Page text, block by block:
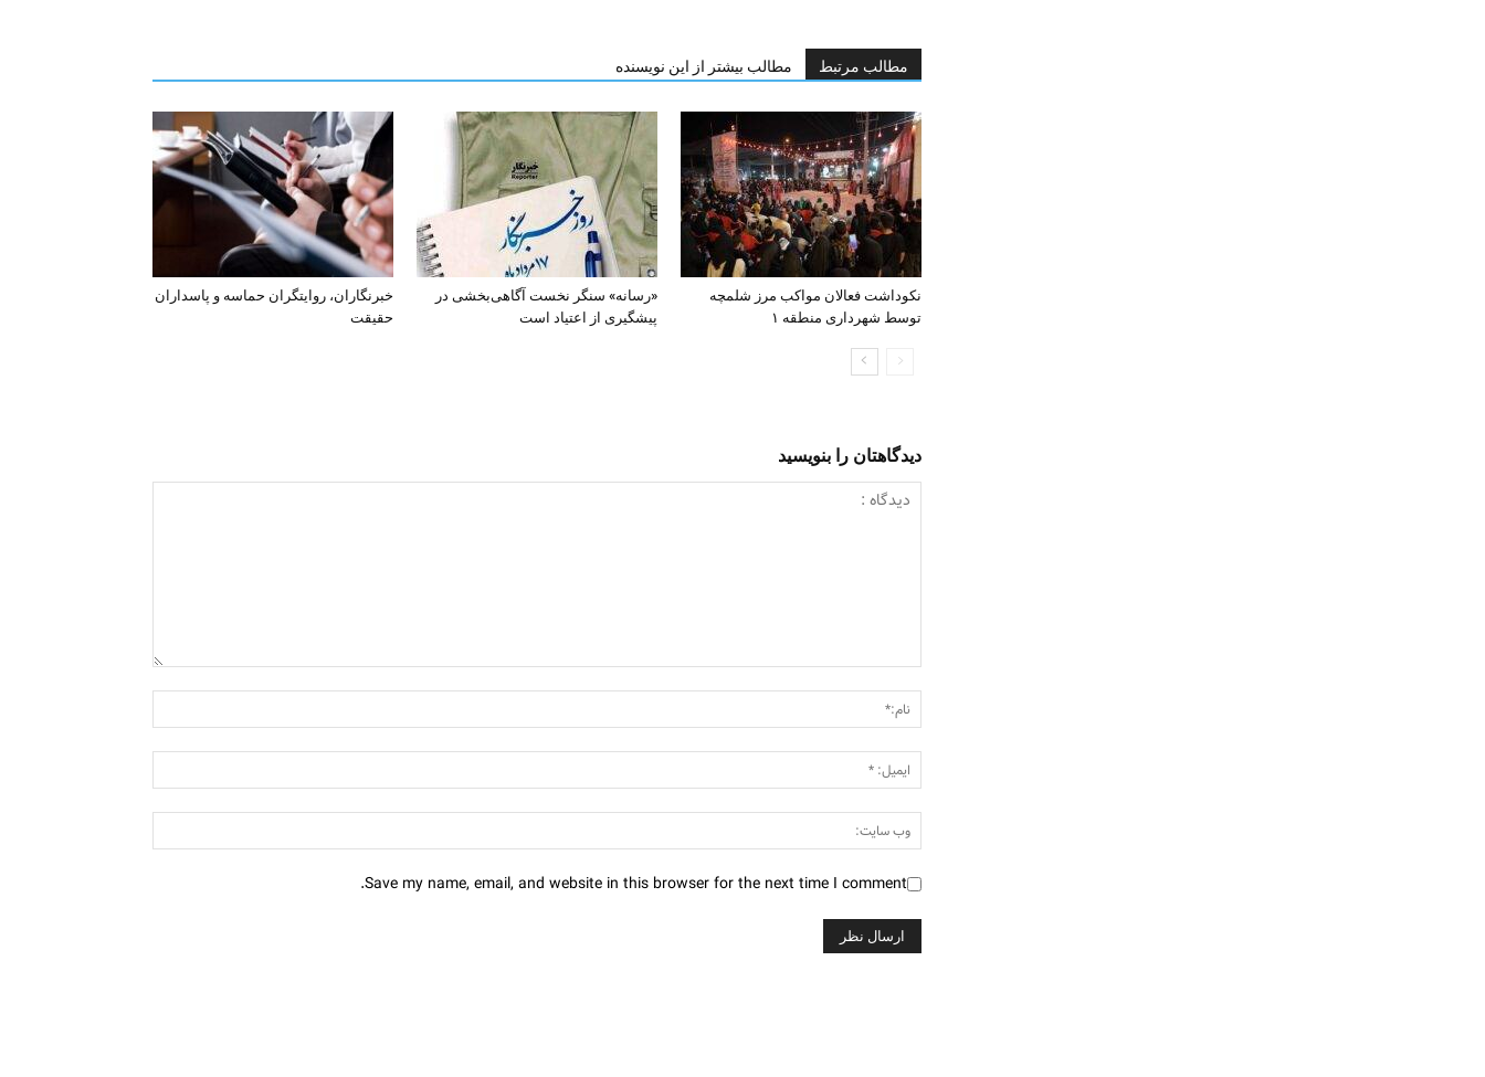
مطالب مرتبط مطالب بیشتر از این نویسنده
خبرنگاران، روایتگران حماسه و پاسداران
حقیقت
«رسانه» سنگر نخست آگاهی‌بخشی در
پیشگیری از اعتیاد است
نکوداشت فعالان مواکب مرز شلمچه
توسط شهرداری منطقه ۱
دیدگاهتان را بنویسید
Save my name, email, and website in this browser for the next time I comment.